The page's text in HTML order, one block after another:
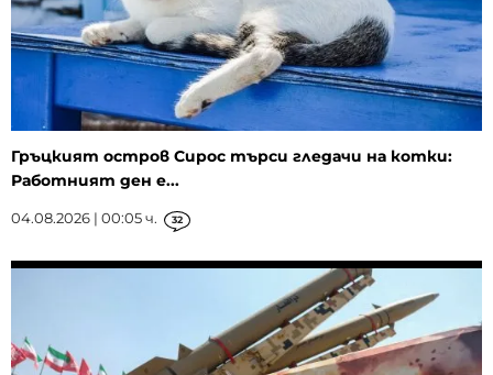
Гръцкият остров Сирос търси гледачи на котки:
Работният ден е...
04.08.2026 | 00:05 ч. 32